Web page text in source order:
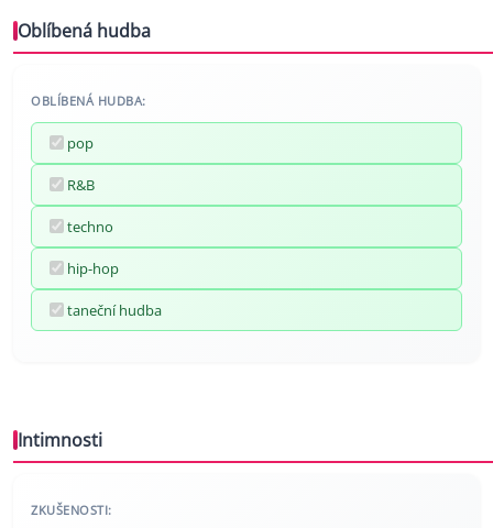
Oblíbená hudba
OBLÍBENÁ HUDBA:
pop
R&B
techno
hip-hop
taneční hudba
Intimnosti
ZKUŠENOSTI: